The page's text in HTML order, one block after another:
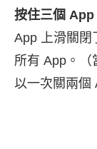
按住三個 App
App 上滑關閉
所有 App。（
以一次關兩個